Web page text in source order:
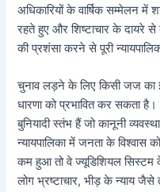
अधिकारियों के वार्षिक सम्मेलन में
रहते हुए और शिष्टाचार के दायरे
की प्रशंसा करने से पूरी
चुनाव लड़ने के लिए किसी जज का
धारणा को प्रभावित कर सकता
बुनियादी स्तंभ हैं जो कानूनी
न्यायपालिका में जनता के विश्वास
कम हुआ तो वे ज्यूडिशियल सिस्टम
लोग भ्रष्टाचार, भीड़ के न्याय